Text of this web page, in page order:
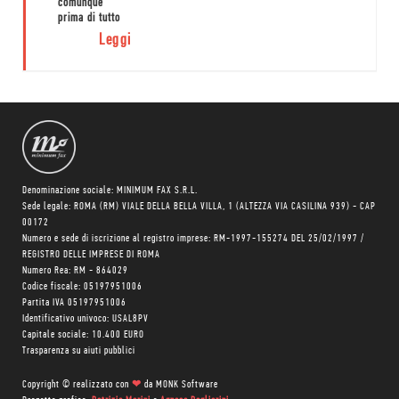
comunque
prima di tutto
un romanzo
insieme reale
e assurdo e
una trama
incalzante che
fonde rigore
storico a
g...
Leggi
Denominazione sociale: MINIMUM FAX S.R.L.
Sede legale: ROMA (RM) VIALE DELLA BELLA VILLA, 1 (ALTEZZA VIA CASILINA 939) - CAP
00172
Numero e sede di iscrizione al registro imprese: RM-1997-155274 DEL 25/02/1997 /
REGISTRO DELLE IMPRESE DI ROMA
Numero Rea: RM - 864029
Codice fiscale: 05197951006
Partita IVA 05197951006
Identificativo univoco: USAL8PV
Capitale sociale: 10.400 EURO
Trasparenza su aiuti pubblici
Copyright © realizzato con ❤ da MONK Software